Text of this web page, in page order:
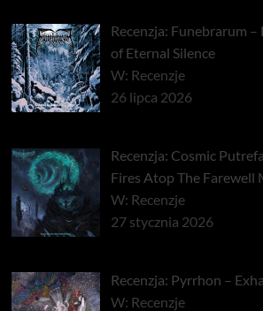
Recenzja: Funebrarum
of Eternal Silence
W: Recenzje
26 lipca 2026
Recenzja: Cosmic
Fires Atop The Farewell
W: Recenzje
27 stycznia 2026
Recenzja: Pyrrhon –
W: Recenzje